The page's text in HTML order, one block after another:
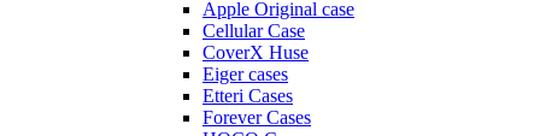
Apple Original case
Cellular Case
CoverX Huse
Eiger cases
Etteri Cases
Forever Cases